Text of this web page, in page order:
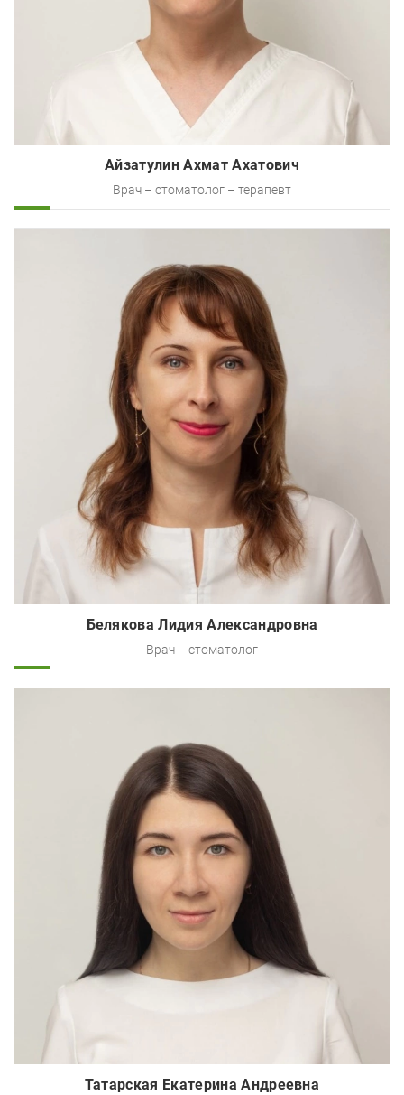
Айзатулин Ахмат Ахатович
Врач – стоматолог – терапевт
Белякова Лидия Александровна
Врач – стоматолог
Татарская Екатерина Андреевна